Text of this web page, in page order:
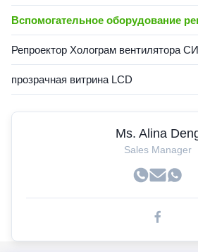
Вспомогательное оборудование
Репроектор Холограм вентилятора
прозрачная витрина LCD
Ms. Alina
Sales Manager